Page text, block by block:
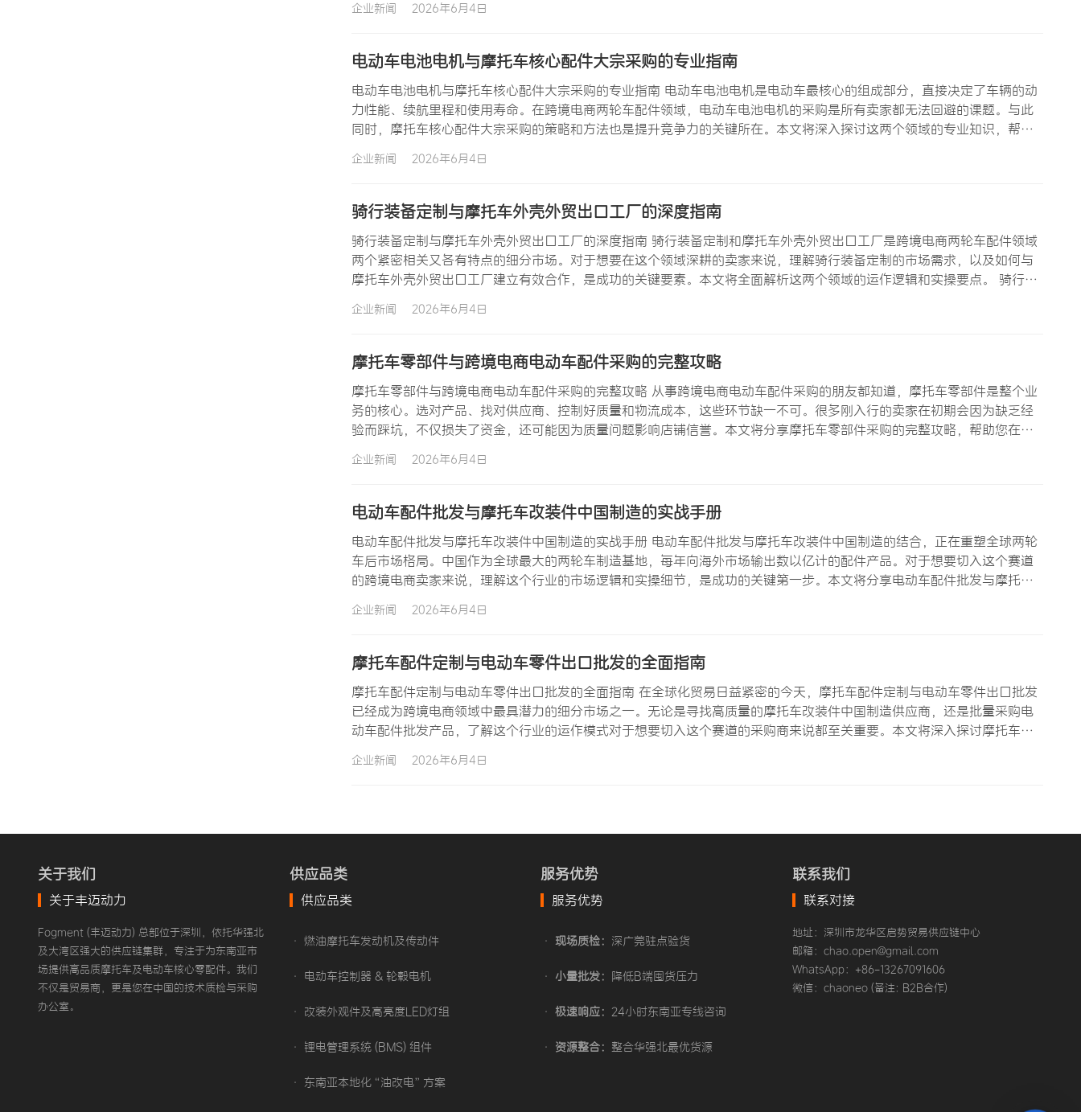
能转化为热能，从而实现减速或停止。但实际上，摩托车刹车系统的设计涉及复…
企业新闻 2026年6月4日
电动车电池电机与摩托车核心配件大宗采购的专业指南
电动车电池电机与摩托车核心配件大宗采购的专业指南 电动车电池电机是电动车最核心的组成部分，直接决定了车辆的动
力性能、续航里程和使用寿命。在跨境电商两轮车配件领域，电动车电池电机的采购是所有卖家都无法回避的课题。与此
同时，摩托车核心配件大宗采购的策略和方法也是提升竞争力的关键所在。本文将深入探讨这两个领域的专业知识，帮助
要性怎么强调都不为过。一个优质的电动车电池电机…
企业新闻 2026年6月4日
骑行装备定制与摩托车外壳外贸出口工厂的深度指南
骑行装备定制与摩托车外壳外贸出口工厂的深度指南 骑行装备定制和摩托车外壳外贸出口工厂是跨境电商两轮车配件领域
两个紧密相关又各有特点的细分市场。对于想要在这个领域深耕的卖家来说，理解骑行装备定制的市场需求，以及如何与
摩托车外壳外贸出口工厂建立有效合作，是成功的关键要素。本文将全面解析这两个领域的运作逻辑和实操要点。 骑行装
性表达需求。全球范围内，摩托车和电动车骑行已经从单纯的交通工具属性延伸…
企业新闻 2026年6月4日
摩托车零部件与跨境电商电动车配件采购的完整攻略
摩托车零部件与跨境电商电动车配件采购的完整攻略 从事跨境电商电动车配件采购的朋友都知道，摩托车零部件是整个业
务的核心。选对产品、找对供应商、控制好质量和物流成本，这些环节缺一不可。很多刚入行的卖家在初期会因为缺乏经
验而踩坑，不仅损失了资金，还可能因为质量问题影响店铺信誉。本文将分享摩托车零部件采购的完整攻略，帮助您在跨
革。传统燃油摩托车的市场份额在逐步被电动车蚕食，而电动自行车、电动滑板车…
企业新闻 2026年6月4日
电动车配件批发与摩托车改装件中国制造的实战手册
电动车配件批发与摩托车改装件中国制造的实战手册 电动车配件批发与摩托车改装件中国制造的结合，正在重塑全球两轮
车后市场格局。中国作为全球最大的两轮车制造基地，每年向海外市场输出数以亿计的配件产品。对于想要切入这个赛道
的跨境电商卖家来说，理解这个行业的市场逻辑和实操细节，是成功的关键第一步。本文将分享电动车配件批发与摩托车
模与增长机遇 中国两轮车配件产业经过数十年的发展，已经形成了完整而成熟的…
企业新闻 2026年6月4日
摩托车配件定制与电动车零件出口批发的全面指南
摩托车配件定制与电动车零件出口批发的全面指南 在全球化贸易日益紧密的今天，摩托车配件定制与电动车零件出口批发
已经成为跨境电商领域中最具潜力的细分市场之一。无论是寻找高质量的摩托车改装件中国制造供应商，还是批量采购电
动车配件批发产品，了解这个行业的运作模式对于想要切入这个赛道的采购商来说都至关重要。本文将深入探讨摩托车配
定制与电动车零件出口批发？ 很多新入行的跨境电商卖家在起步阶段会面临一个…
企业新闻 2026年6月4日
关于我们
关于丰迈动力
Fogment (丰迈动力) 总部位于深圳，依托华强北
及大湾区强大的供应链集群，专注于为东南亚市
场提供高品质摩托车及电动车核心零配件。我们
不仅是贸易商，更是您在中国的技术质检与采购
办公室。
供应品类
供应品类
• 燃油摩托车发动机及传动件
• 电动车控制器 & 轮毂电机
• 改装外观件及高亮度LED灯组
• 锂电管理系统 (BMS) 组件
• 东南亚本地化“油改电”方案
服务优势
服务优势
• 现场质检： 深广莞驻点验货
• 小量批发： 降低B端囤货压力
• 极速响应： 24小时东南亚专线咨询
• 资源整合： 整合华强北最优货源
联系我们
联系对接
地址：深圳市龙华区启势贸易供应链中心
邮箱：chao.open@gmail.com
WhatsApp：+86-13267091606
微信：chaoneo (备注: B2B合作)